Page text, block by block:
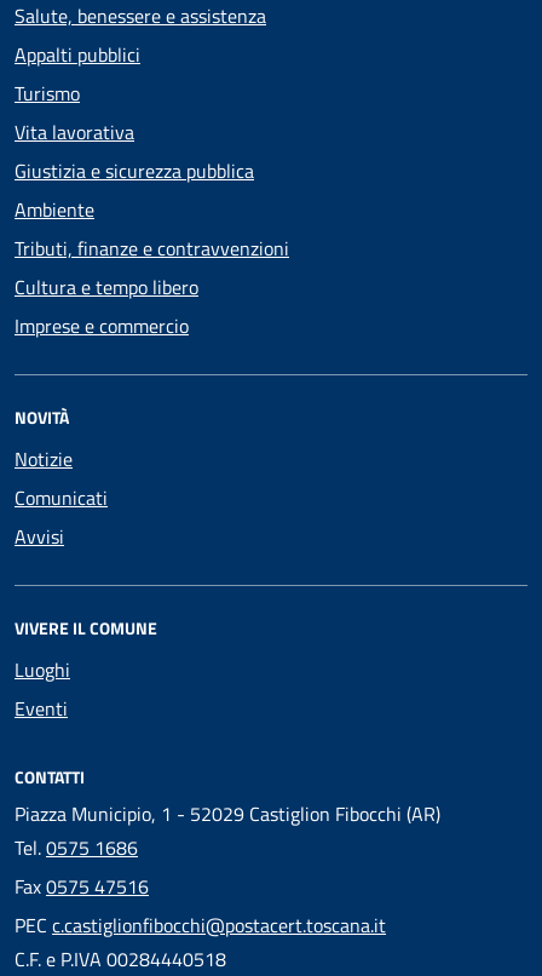
Salute, benessere e assistenza
Appalti pubblici
Turismo
Vita lavorativa
Giustizia e sicurezza pubblica
Ambiente
Tributi, finanze e contravvenzioni
Cultura e tempo libero
Imprese e commercio
NOVITÀ
Notizie
Comunicati
Avvisi
VIVERE IL COMUNE
Luoghi
Eventi
CONTATTI
Piazza Municipio, 1 - 52029 Castiglion Fibocchi (AR)
Tel.0575 1686
Fax0575 47516
PEC c.castiglionfibocchi@postacert.toscana.it
C.F. e P.IVA 00284440518